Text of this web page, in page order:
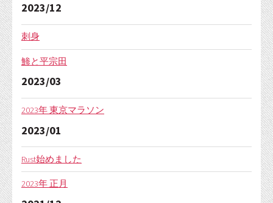
2023/12
刺身
鯵と平宗田
2023/03
2023年 東京マラソン
2023/01
Rust始めました
2023年 正月